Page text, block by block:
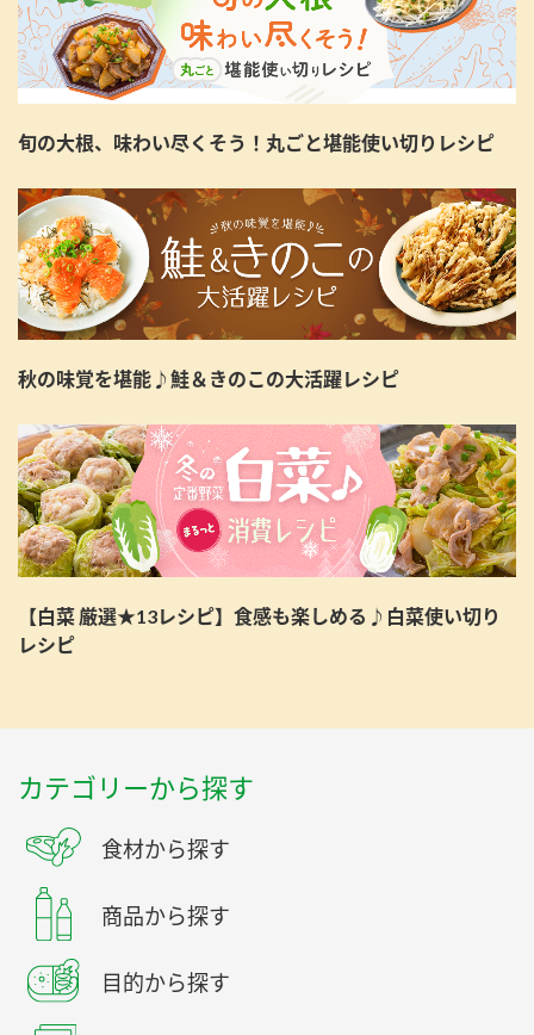
旬の大根、味わい尽くそう！丸ごと堪能使い切りレシピ
秋の味覚を堪能♪鮭＆きのこの大活躍レシピ
【白菜 厳選★13レシピ】食感も楽しめる♪白菜使い切り
レシピ
カテゴリーから探す
食材から探す
商品から探す
目的から探す